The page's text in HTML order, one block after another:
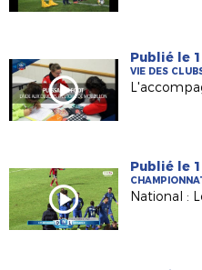
Publié le
VIE DES
Publié le